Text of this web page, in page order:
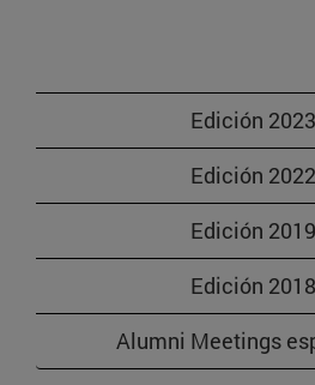
Edición 2023
Edición 2022
Edición 2019
Edición 2018
Alumni Meetings